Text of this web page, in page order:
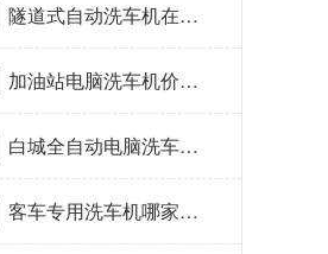
隧道式自动洗车机在哪
里购买[隆茂鑫晟]
加油站电脑洗车机价格
怎么样[隆茂鑫晟]
白城全自动电脑洗车
机-ADV防冻冬季正常
使用[隆茂鑫晟]
客车专用洗车机哪家的
好[隆茂鑫晟]